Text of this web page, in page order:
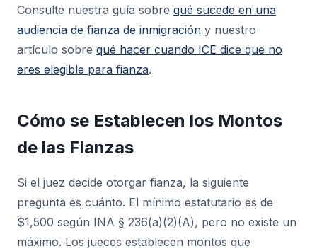
Consulte nuestra guía sobre qué sucede en una
audiencia de fianza de inmigración y nuestro
artículo sobre qué hacer cuando ICE dice que no
eres elegible para fianza.
Cómo se Establecen los Montos
de las Fianzas
Si el juez decide otorgar fianza, la siguiente
pregunta es cuánto. El mínimo estatutario es de
$1,500 según INA § 236(a)(2)(A), pero no existe un
máximo. Los jueces establecen montos que